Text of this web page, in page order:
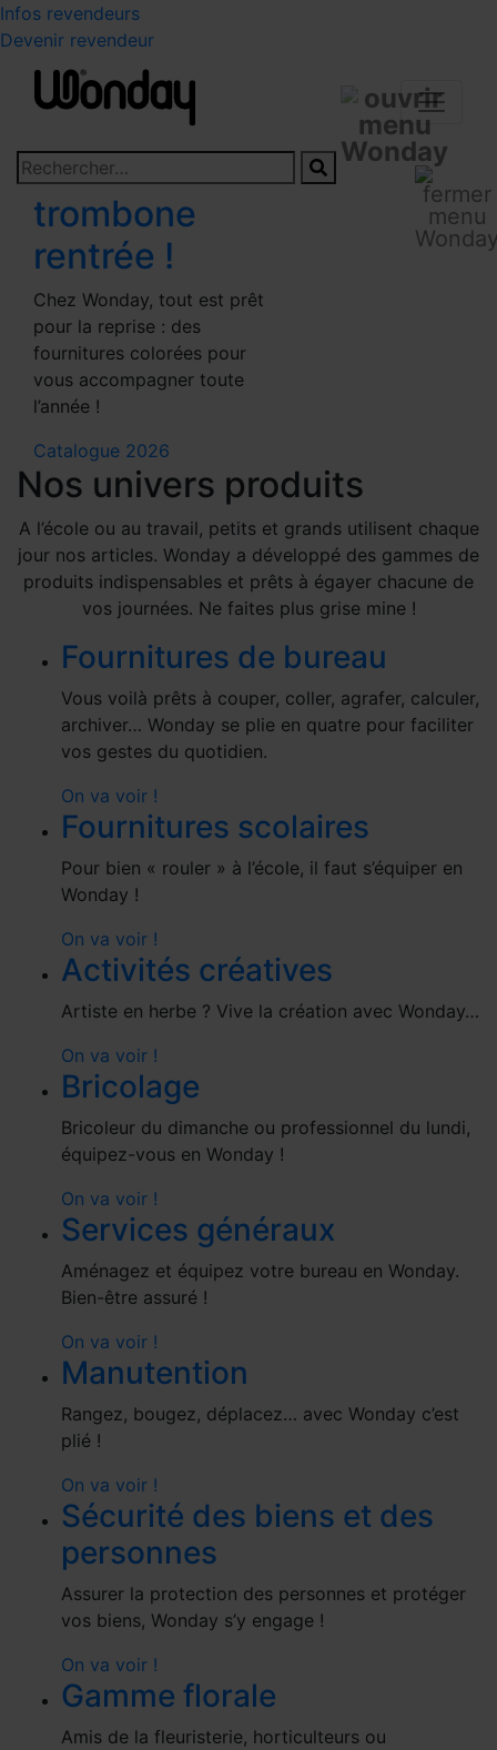
Infos revendeurs
Devenir revendeur
trombone
rentrée !
Chez Wonday, tout est prêt
pour la reprise : des
fournitures colorées pour
vous accompagner toute
l’année !
Catalogue 2026
Nos univers produits
A l’école ou au travail, petits et grands utilisent chaque
jour nos articles. Wonday a développé des gammes de
produits indispensables et prêts à égayer chacune de
vos journées. Ne faites plus grise mine !
Fournitures de bureau
Vous voilà prêts à couper, coller, agrafer, calculer,
archiver… Wonday se plie en quatre pour faciliter
vos gestes du quotidien.
On va voir !
Fournitures scolaires
Pour bien « rouler » à l’école, il faut s’équiper en
Wonday !
On va voir !
Activités créatives
Artiste en herbe ? Vive la création avec Wonday…
On va voir !
Bricolage
Bricoleur du dimanche ou professionnel du lundi,
équipez-vous en Wonday !
On va voir !
Services généraux
Aménagez et équipez votre bureau en Wonday.
Bien-être assuré !
On va voir !
Manutention
Rangez, bougez, déplacez… avec Wonday c’est
plié !
On va voir !
Sécurité des biens et des
personnes
Assurer la protection des personnes et protéger
vos biens, Wonday s’y engage !
On va voir !
Gamme florale
Amis de la fleuristerie, horticulteurs ou